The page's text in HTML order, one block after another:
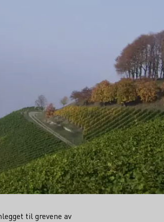
til grevene av